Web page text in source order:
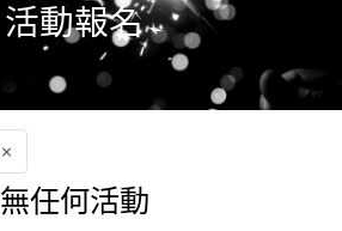
活動報名
×
無任何活動